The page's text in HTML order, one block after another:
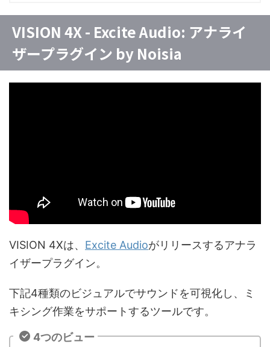
VISION 4X - Excite Audio: アナライ
ザープラグイン by Noisia
VISION 4Xは、 Excite Audioがリリースするアナラ
イザープラグイン。
下記4種類のビジュアルでサウンドを可視化し、ミ
キシング作業をサポートするツールです。
4つのビュー